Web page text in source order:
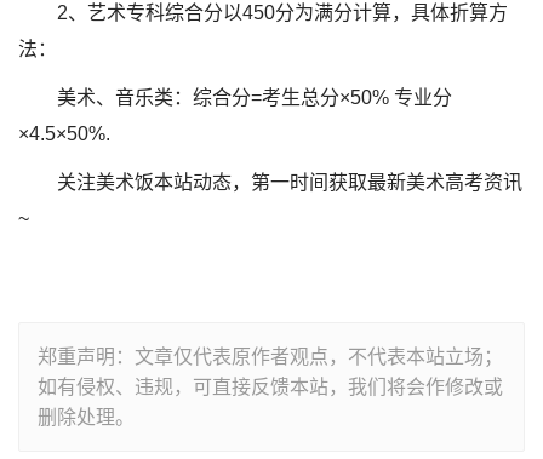
2、艺术专科综合分以450分为满分计算，具体折算方
法：
美术、音乐类：综合分=考生总分×50% 专业分
×4.5×50%.
关注美术饭本站动态，第一时间获取最新美术高考资讯
~
郑重声明：文章仅代表原作者观点，不代表本站立场；
如有侵权、违规，可直接反馈本站，我们将会作修改或
删除处理。